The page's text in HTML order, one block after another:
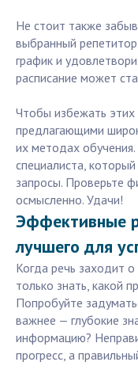
Не стоит также
выбранный
график и
расписание может
Чтобы избежать этих
предлагающими
их методах
специалиста,
запросы. Проверьте
осмысленно. Удачи!
Эффективные
лучшего для
Когда речь заходит
только знать, какой
Попробуйте
важнее — глубокие
информацию?
прогресс, а